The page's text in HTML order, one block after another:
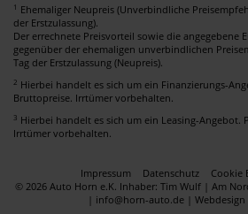
1 Ehemaliger Neupreis (Unverbindliche
der Erstzulassung).
Der errechnete Preisvorteil sowie die angegebene
gegenüber der ehemaligen unverbindlichen
Tag der Erstzulassung (Neupreis).
2 Hierbei handelt es sich um ein Finanzierungs-
Bruttopreise. Irrtümer vorbehalten.
3 Hierbei handelt es sich um ein Leasing-Angebot.
Irrtümer vorbehalten.
Impressum Datenschutz
Cookie
© 2026 Auto Horn e.K. Inhaber: Tim Wulf | Am
| info@horn-auto.de |